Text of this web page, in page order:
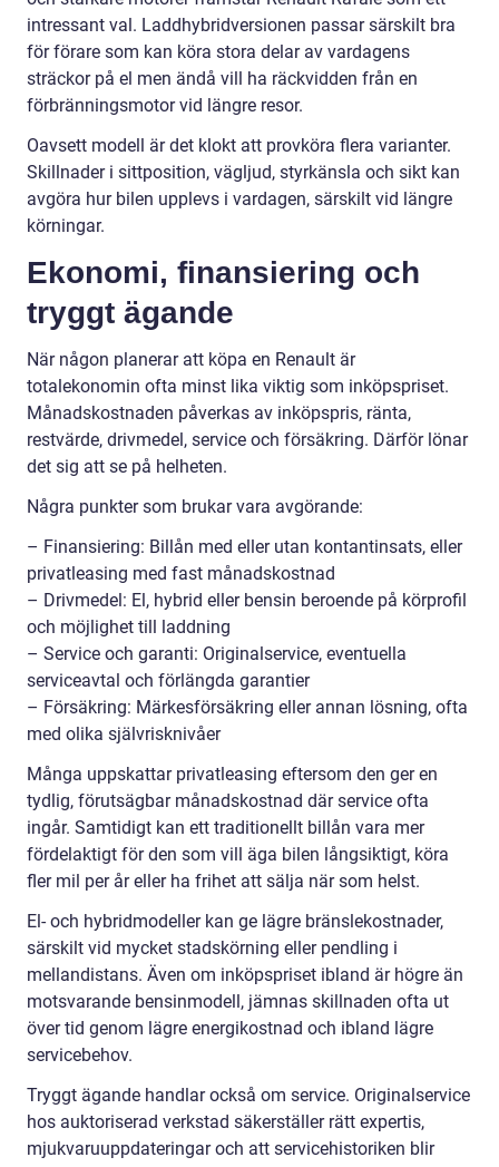
intressant val. Laddhybridversionen passar särskilt bra
för förare som kan köra stora delar av vardagens
sträckor på el men ändå vill ha räckvidden från en
förbränningsmotor vid längre resor.
Oavsett modell är det klokt att provköra flera varianter.
Skillnader i sittposition, vägljud, styrkänsla och sikt kan
avgöra hur bilen upplevs i vardagen, särskilt vid längre
körningar.
Ekonomi, finansiering och
tryggt ägande
När någon planerar att köpa en Renault är
totalekonomin ofta minst lika viktig som inköpspriset.
Månadskostnaden påverkas av inköpspris, ränta,
restvärde, drivmedel, service och försäkring. Därför lönar
det sig att se på helheten.
Några punkter som brukar vara avgörande:
– Finansiering: Billån med eller utan kontantinsats, eller
privatleasing med fast månadskostnad
– Drivmedel: El, hybrid eller bensin beroende på körprofil
och möjlighet till laddning
– Service och garanti: Originalservice, eventuella
serviceavtal och förlängda garantier
– Försäkring: Märkesförsäkring eller annan lösning, ofta
med olika självrisknivåer
Många uppskattar privatleasing eftersom den ger en
tydlig, förutsägbar månadskostnad där service ofta
ingår. Samtidigt kan ett traditionellt billån vara mer
fördelaktigt för den som vill äga bilen långsiktigt, köra
fler mil per år eller ha frihet att sälja när som helst.
El- och hybridmodeller kan ge lägre bränslekostnader,
särskilt vid mycket stadskörning eller pendling i
mellandistans. Även om inköpspriset ibland är högre än
motsvarande bensinmodell, jämnas skillnaden ofta ut
över tid genom lägre energikostnad och ibland lägre
servicebehov.
Tryggt ägande handlar också om service. Originalservice
hos auktoriserad verkstad säkerställer rätt expertis,
mjukvaruuppdateringar och att servicehistoriken blir